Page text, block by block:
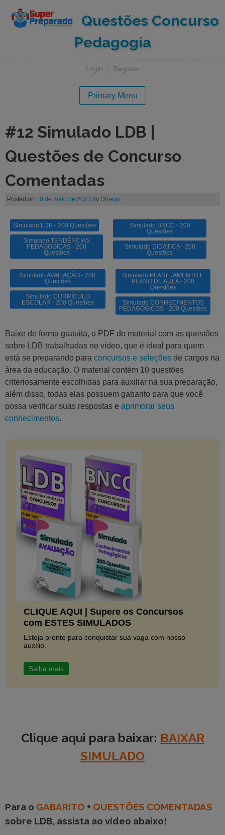
Questões Concurso
Pedagogia
Login Register
Primary Menu
#12 Simulado LDB |
Questões de Concurso
Comentadas
Posted on 10 de maio de 2023 by Dhiego
Simulado LDB - 200 Questões
Simulado TENDÊNCIAS
PEDAGÓGICAS - 200
Questões
Simulado BNCC - 200
Questões
Simulado DIDÁTICA - 200
Questões
Simulado AVALIAÇÃO - 200
Questões
Simulado CURRÍCULO
ESCOLAR - 200 Questões
Simulado PLANEJAMENTO E
PLANO DE AULA - 200
Questões
Simulado CONHECIMENTOS
PEDAGÓGICOS - 200 Questões
Baixe de forma gratuita, o PDF do material com as questões
sobre LDB trabalhadas no vídeo, que é ideal para quem
está se preparando para concursos e seleções de cargos na
área da educação. O material contém 10 questões
criteriosamente escolhidas para auxiliar na sua preparação,
além disso, todas elas possuem gabarito para que você
possa verificar suas respostas e aprimorar seus
conhecimentos.
CLIQUE AQUI | Supere os Concursos
com ESTES SIMULADOS
Esteja pronto para conquistar sua vaga com nosso
auxílio.
Saiba mais
Clique aqui para baixar: BAIXAR
SIMULADO
Para o GABARITO + QUESTÕES COMENTADAS
sobre LDB, assista ao vídeo abaixo!